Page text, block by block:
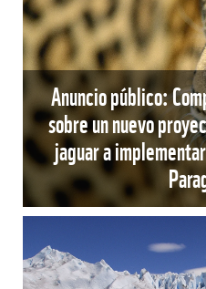
Anuncio público:
sobre un nuevo
jaguar a